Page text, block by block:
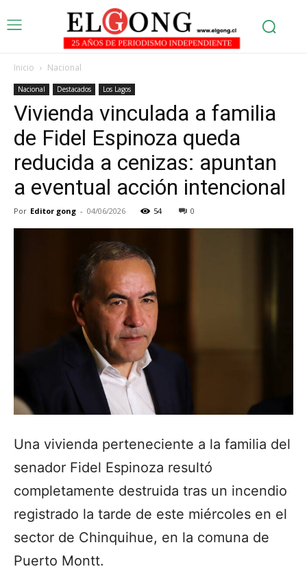
Inicio Nacional
Nacional Destacados Los Lagos
Vivienda vinculada a familia
de Fidel Espinoza queda
reducida a cenizas: apuntan
a eventual acción intencional
Por Editor gong - 04/06/2026 54 0
Una vivienda perteneciente a la familia del
senador Fidel Espinoza resultó
completamente destruida tras un incendio
registrado la tarde de este miércoles en el
sector de Chinquihue, en la comuna de
Puerto Montt.